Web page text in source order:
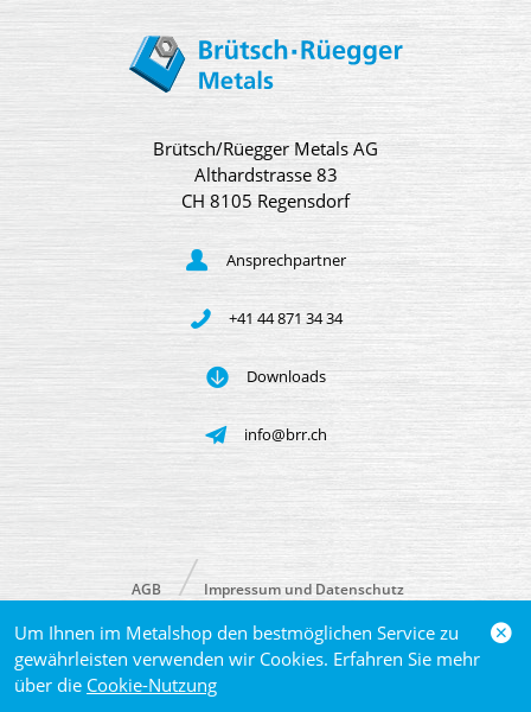
Um Ihnen im Metalshop den bestmöglichen Service zu
gewährleisten verwenden wir Cookies. Erfahren Sie mehr
über die Cookie-Nutzung
Brütsch/Rüegger Metals AG
Althardstrasse 83
CH 8105 Regensdorf
Ansprechpartner
+41 44 871 34 34
Downloads
info@brr.ch
© 2026 Brütsch/Rüegger Metals AG
AGB Impressum und Datenschutz
powered by polynorm